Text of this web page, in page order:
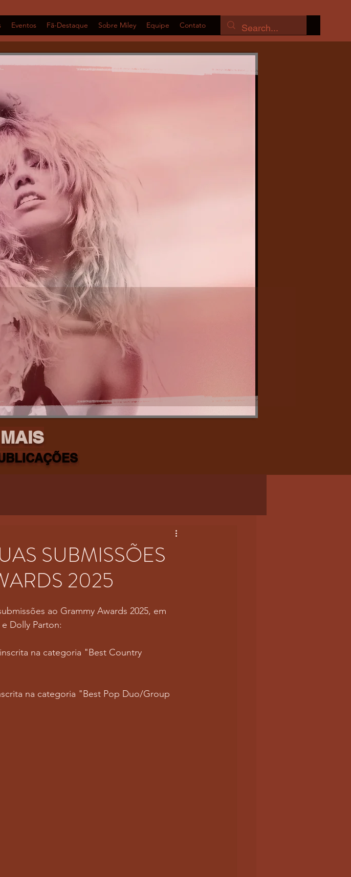
Eventos Fã-Destaque Sobre Miley Equipe Contato
SUBMISSÕES
2025
ao Grammy Awards 2025, em
Dolly Parton:
na categoria "Best Country
na categoria "Best Pop Duo/Group